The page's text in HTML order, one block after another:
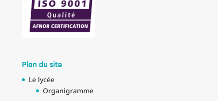
Plan du site
Le lycée
Organigramme